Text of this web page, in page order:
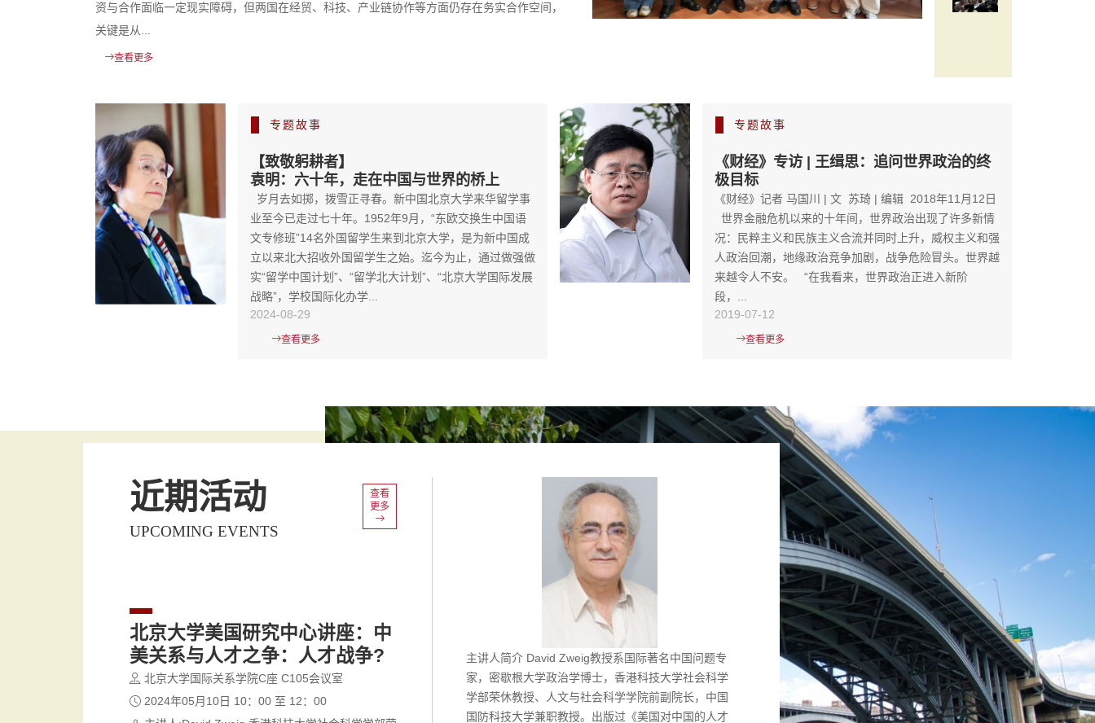
政策与美国能源外交、美国特朗普政府海外军事干预，以及美国如何应对反犹主义等问题。 研
讨会上午场专家学...
查看更多
专题故事
【致敬躬耕者】
袁明：六十年，走在中国与世界的桥上
岁月去如掷，拨雪正寻春。新中国北京大学来华留学事
业至今已走过七十年。1952年9月，“东欧交换生中国语
文专修班”14名外国留学生来到北京大学，是为新中国成
立以来北大招收外国留学生之始。迄今为止，通过做强做
实“留学中国计划”、“留学北大计划”、“北京大学国际发展
战略”，学校国际化办学...
2024-08-29
查看更多
专题故事
《财经》专访 | 王缉思：追问世界政治的终
极目标
《财经》记者 马国川 | 文 苏琦 | 编辑 2018年11月12日
世界金融危机以来的十年间，世界政治出现了许多新情
况：民粹主义和民族主义合流并同时上升，威权主义和强
人政治回潮，地缘政治竞争加剧，战争危险冒头。世界越
来越令人不安。 “在我看来，世界政治正进入新阶
段，...
2019-07-12
查看更多
近期活动
UPCOMING EVENTS
查看
更多
北京大学美国研究中心讲座：中
美关系与人才之争：人才战争?
北京大学国际关系学院C座 C105会议室
2024年05月10日 10：00 至 12：00
主讲人简介 David Zweig教授系国际著名中国问题专
家，密歇根大学政治学博士，香港科技大学社会科学
学部荣休教授、人文与社会科学学院前副院长，中国
国防科技大学兼职教授。出版过《美国对中国的人才